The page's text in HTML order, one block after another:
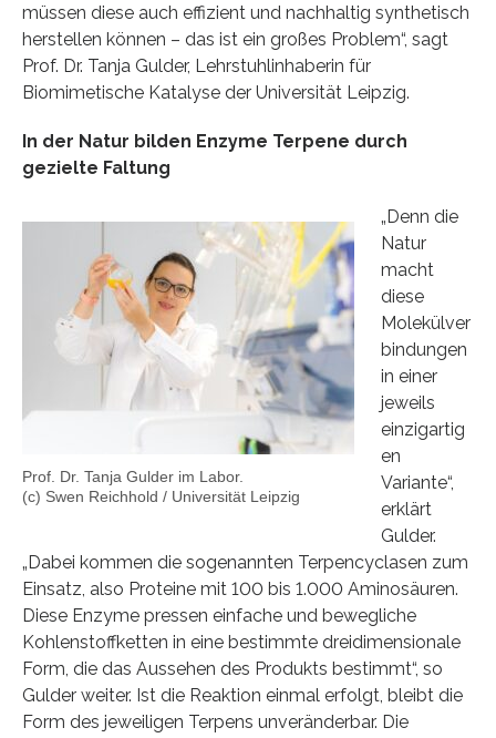
müssen diese auch effizient und nachhaltig synthetisch
herstellen können – das ist ein großes Problem“, sagt
Prof. Dr. Tanja Gulder, Lehrstuhlinhaberin für
Biomimetische Katalyse der Universität Leipzig.
In der Natur bilden Enzyme Terpene durch
gezielte Faltung
Prof. Dr. Tanja Gulder im Labor.
(c) Swen Reichhold / Universität Leipzig
„Denn die
Natur
macht
diese
Molekülver
bindungen
in einer
jeweils
einzigartig
en
Variante“,
erklärt
Gulder.
„Dabei kommen die sogenannten Terpencyclasen zum
Einsatz, also Proteine mit 100 bis 1.000 Aminosäuren.
Diese Enzyme pressen einfache und bewegliche
Kohlenstoffketten in eine bestimmte dreidimensionale
Form, die das Aussehen des Produkts bestimmt“, so
Gulder weiter. Ist die Reaktion einmal erfolgt, bleibt die
Form des jeweiligen Terpens unveränderbar. Die